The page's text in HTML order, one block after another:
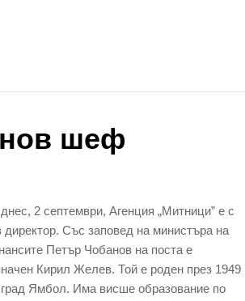
нов шеф
2 септември, Агенция „Митници” е с
директор. Със заповед на министъра на
Петър Чобанов на поста е
Кирил Желев. Той е роден през 1949
град Ямбол. Има висше образование по